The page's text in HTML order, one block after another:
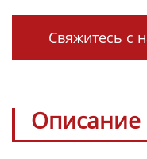
Свяжитесь с
Описание